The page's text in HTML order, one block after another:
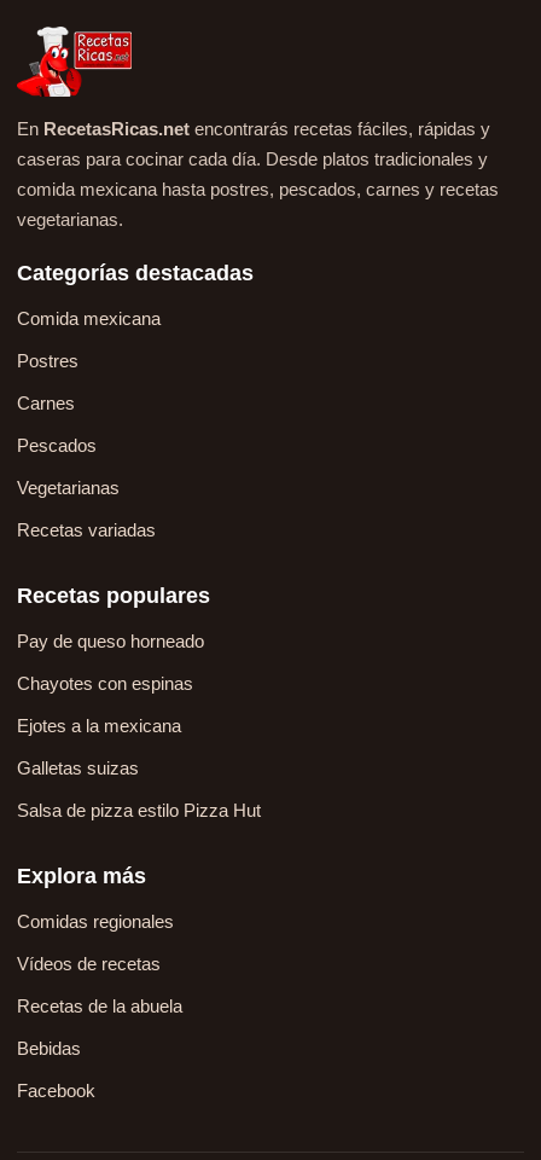
En RecetasRicas.net encontrarás recetas fáciles, rápidas y
caseras para cocinar cada día. Desde platos tradicionales y
comida mexicana hasta postres, pescados, carnes y recetas
vegetarianas.
Categorías destacadas
Comida mexicana
Postres
Carnes
Pescados
Vegetarianas
Recetas variadas
Recetas populares
Pay de queso horneado
Chayotes con espinas
Ejotes a la mexicana
Galletas suizas
Salsa de pizza estilo Pizza Hut
Explora más
Comidas regionales
Vídeos de recetas
Recetas de la abuela
Bebidas
Facebook